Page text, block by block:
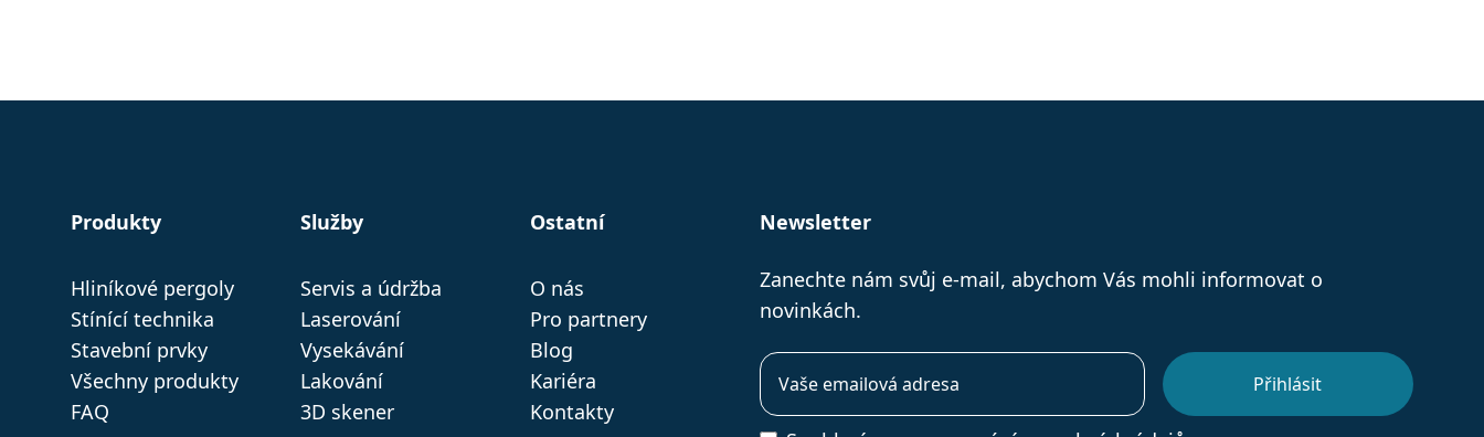
Produkty
Hliníkové pergoly
Stínící technika
Stavební prvky
Všechny produkty
FAQ
Služby
Servis a údržba
Laserování
Vysekávání
Lakování
3D skener
Ostatní
O nás
Pro partnery
Blog
Kariéra
Kontakty
Newsletter
Zanechte nám svůj e-mail, abychom Vás mohli informovat o
novinkách.